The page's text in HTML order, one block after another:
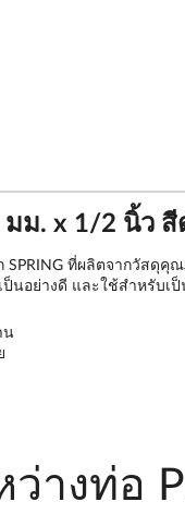
มม. x 1/2 นิ้ว สี
ที่ผลิตจากวัสดุ
ย่างดี และใช้สำหรับเป็
น
างท่อ